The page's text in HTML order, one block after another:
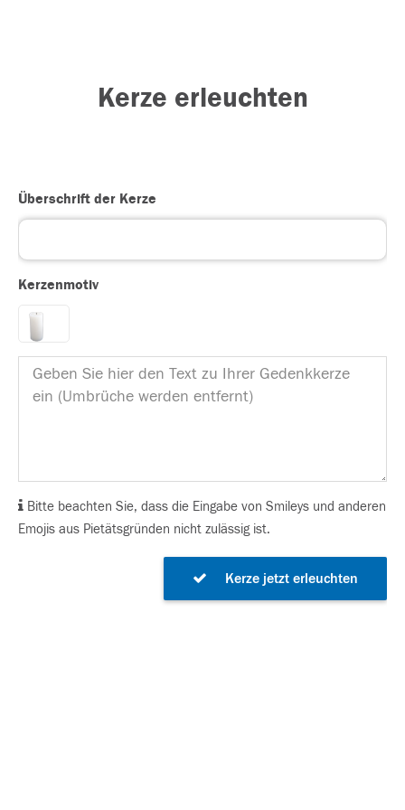
Kerze erleuchten
Überschrift der Kerze
Kerzenmotiv
Bitte beachten Sie, dass die Eingabe von Smileys und anderen
Emojis aus Pietätsgründen nicht zulässig ist.
Kerze jetzt erleuchten